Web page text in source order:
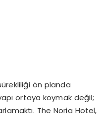
ön planda
ortaya koymak değil;
The Noria Hotel,